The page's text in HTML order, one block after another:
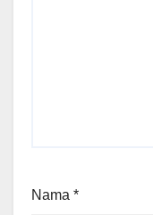
Nama *